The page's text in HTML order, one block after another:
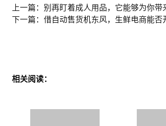
上一篇：别再盯着成人用品，它能够为你带
下一篇：借自动售货机东风，生鲜电商能否
相关阅读：